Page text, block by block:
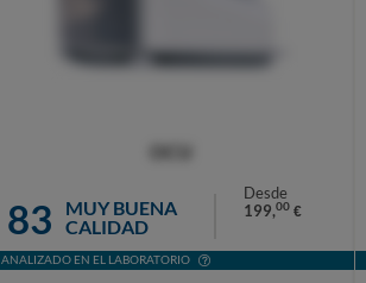
83
MUY BUENA
CALIDAD
Desde
199,00 €
ANALIZADO EN EL LABORATORIO